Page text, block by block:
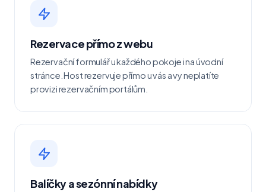
Rezervace přímo z webu
Rezervační formulář u každého pokoje i na úvodní
stránce. Host rezervuje přímo u vás a vy neplatíte
provizi rezervačním portálům.
Balíčky a sezónní nabídky